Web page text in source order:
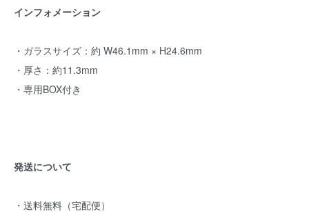
インフォメーション
・ガラスサイズ：約 W46.1mm × H24.6mm
・厚さ：約11.3mm
・専用BOX付き
発送について
・送料無料（宅配便）